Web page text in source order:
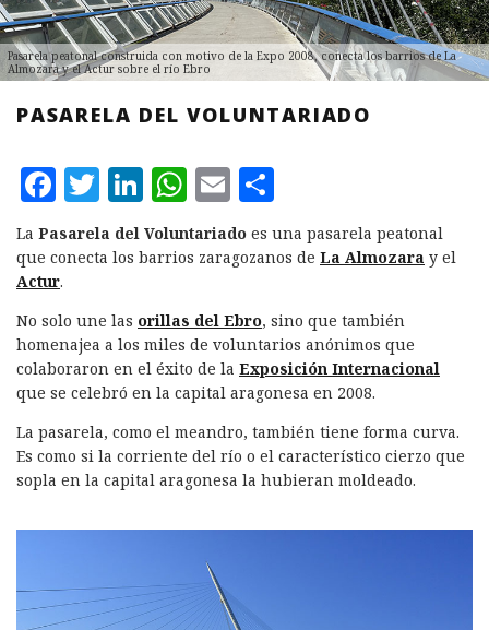
Pasarela peatonal construida con motivo de la Expo 2008, conecta los barrios de La
Almozara y el Actur sobre el río Ebro
PASARELA DEL VOLUNTARIADO
F
a
c
e
b
o
o
k
T
w
it
r
L
i
n
e
d
I
n
W
h
at
A
p
p
E
m
ai
o
m
a
rt
ir
La Pasarela del Voluntariado es una pasarela peatonal
que conecta los barrios zaragozanos de La Almozara y el
Actur.
No solo une las orillas del Ebro, sino que también
homenajea a los miles de voluntarios anónimos que
colaboraron en el éxito de la Exposición Internacional
que se celebró en la capital aragonesa en 2008.
La pasarela, como el meandro, también tiene forma curva.
Es como si la corriente del río o el característico cierzo que
sopla en la capital aragonesa la hubieran moldeado.